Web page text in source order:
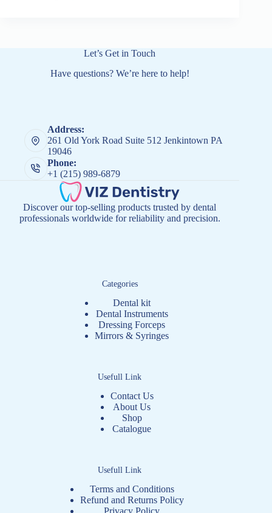
Let’s Get in Touch
Have questions? We’re here to help!
Address:
261 Old York Road Suite 512 Jenkintown PA
19046
Phone:
+1 (215) 989-6879
Discover our top-selling products trusted by dental
professionals worldwide for reliability and precision.
Categories
Dental kit
Dental Instruments
Dressing Forceps
Mirrors & Syringes
Usefull Link
Contact Us
About Us
Shop
Catalogue
Usefull Link
Terms and Conditions
Refund and Returns Policy